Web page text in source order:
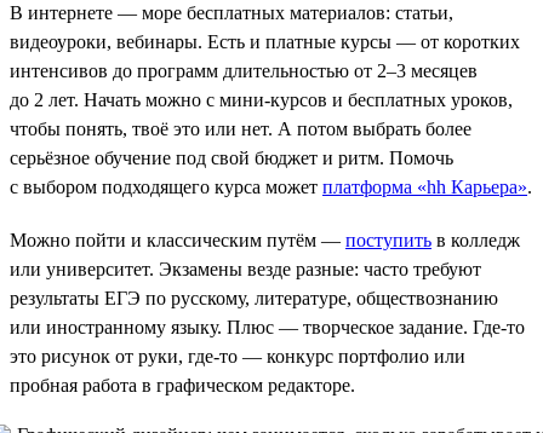
В интернете — море бесплатных материалов: статьи,
видеоуроки, вебинары. Есть и платные курсы — от коротких
интенсивов до программ длительностью от 2–3 месяцев
до 2 лет. Начать можно с мини-курсов и бесплатных уроков,
чтобы понять, твоё это или нет. А потом выбрать более
серьёзное обучение под свой бюджет и ритм. Помочь
с выбором подходящего курса может платформа «hh Карьера».
Можно пойти и классическим путём — поступить в колледж
или университет. Экзамены везде разные: часто требуют
результаты ЕГЭ по русскому, литературе, обществознанию
или иностранному языку. Плюс — творческое задание. Где-то
это рисунок от руки, где-то — конкурс портфолио или
пробная работа в графическом редакторе.